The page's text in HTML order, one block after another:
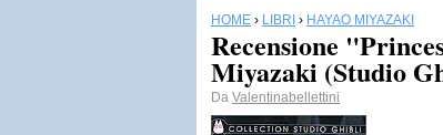
HOME › LIBRI › HAYAO MIYAZAKI
Recensione
Miyazaki (Studio
Da Valentinabellettini